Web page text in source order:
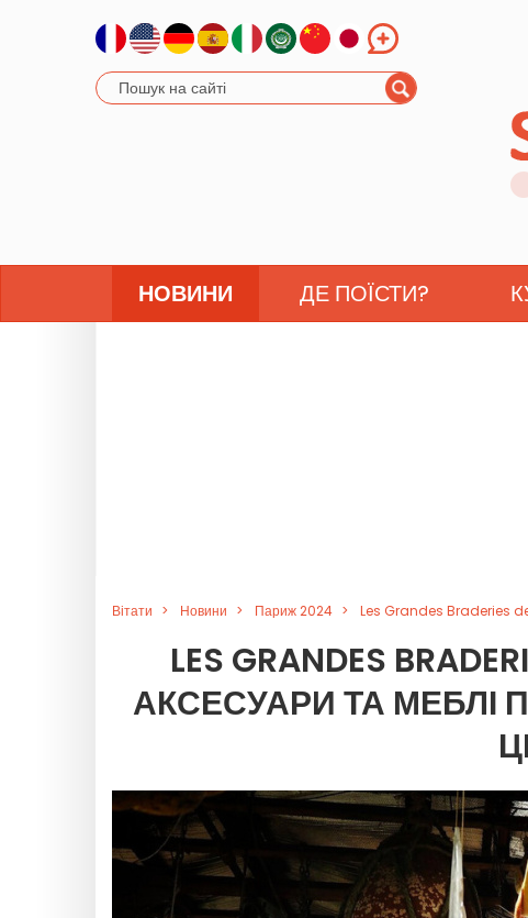
НОВИНИ ДЕ ПОЇСТИ?
Вітати Новини Париж 2024 Les Grandes Braderies des
LES GRANDES
АКСЕСУАРИ ТА